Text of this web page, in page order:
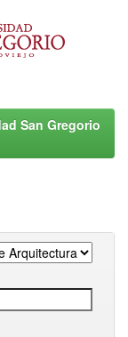
San Gregorio